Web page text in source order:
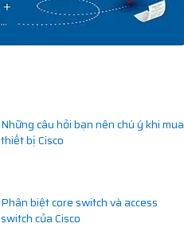
Những câu hỏi bạn nên chú ý khi mua
thiết bị Cisco
Phân biệt core switch và access
switch của Cisco